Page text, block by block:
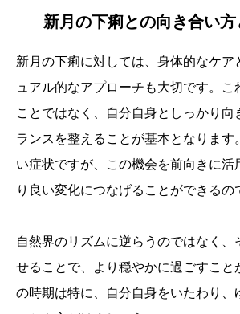
新月の下痢との向き合い
新月の下痢に対しては、身体的なケア
ュアル的なアプローチも大切です。こ
ことではなく、自分自身としっかり向
ランスを整えることが基本となります
い症状ですが、この機会を前向きに活
り良い変化につなげることができるの
自然界のリズムに逆らうのではなく、
せることで、より穏やかに過ごすこと
の時期は特に、自分自身をいたわり、